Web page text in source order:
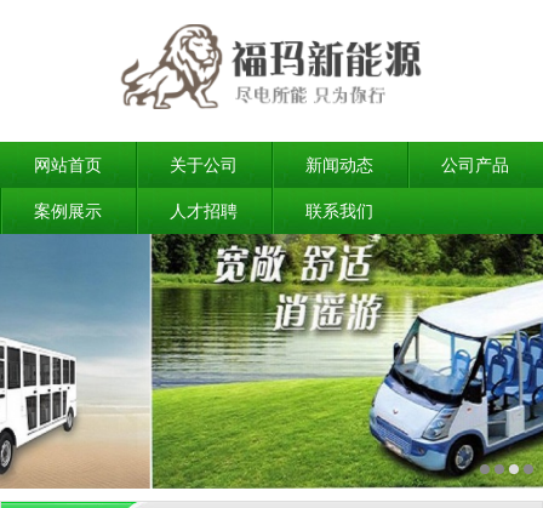
网站首页 关于公司 新闻动态 公司产品
案例展示 人才招聘 联系我们